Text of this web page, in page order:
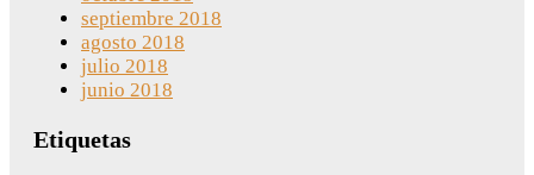
septiembre 2018
agosto 2018
julio 2018
junio 2018
Etiquetas